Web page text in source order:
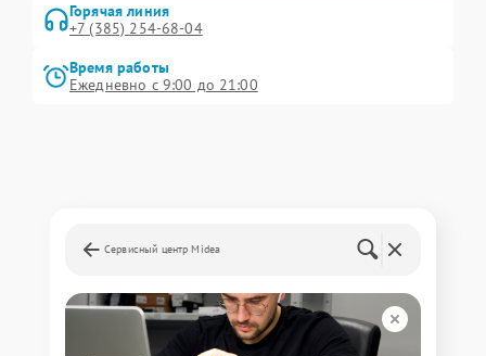
Горячая линия
+7 (385) 254-68-04
Время работы
Ежедневно с 9:00 до 21:00
Сервисный центр Midea